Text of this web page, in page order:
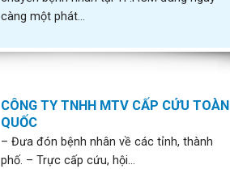
càng một phát...
CÔNG TY TNHH MTV CẤP CỨU TOÀN
QUỐC
– Đưa đón bệnh nhân về các tỉnh, thành
phố. – Trực cấp cứu, hội...